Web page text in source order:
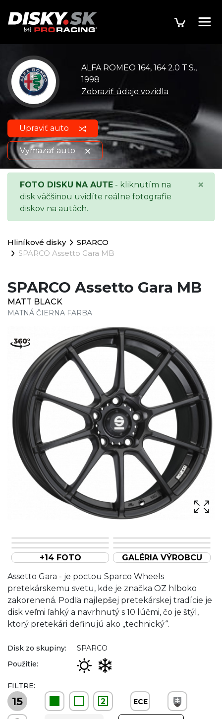
ALFA ROMEO 164, 164 2.0 T.S.,
1998
Zobraziť údaje vozidla
Upraviť auto
Vymazať auto
T.S., 1998
Zobraziť údaje o
vozidle
FOTO DISKU NA AUTE - kliknutím na
disk väčšinou uvidíte reálne fotografie
diskov na autách.
×
Hliníkové disky
SPARCO
SPARCO Assetto Gara MB
SPARCO Assetto Gara MB
MATT BLACK
MATNÁ ČIERNA FARBA
+14 FOTO
GALÉRIA VÝROBCU
Assetto Gara - je poctou Sparco Wheels
pretekárskemu svetu, kde je značka OZ hlboko
zakorenená. Podľa najlepšej pretekárskej tradície je
disk veľmi ľahký a navrhnutý s 10 lúčmi, čo je štýl,
ktorý pretekári definujú ako „technický“.
Disk zo skupiny:
SPARCO
Použitie:
FILTRE:
15 2 ECE